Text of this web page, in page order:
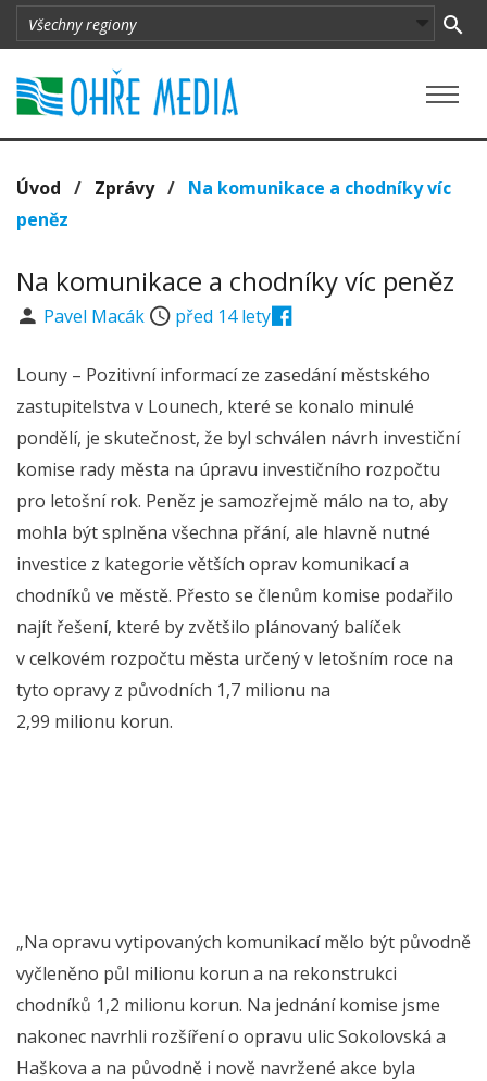
Úvod / Zprávy/ Na komunikace a chodníky víc
peněz
Na komunikace a chodníky víc peněz
Pavel Macák před 14 lety
Louny – Pozitivní informací ze zasedání městského
zastupitelstva v Lounech, které se konalo minulé
pondělí, je skutečnost, že byl schválen návrh investiční
komise rady města na úpravu investičního rozpočtu
pro letošní rok. Peněz je samozřejmě málo na to, aby
mohla být splněna všechna přání, ale hlavně nutné
investice z kategorie větších oprav komunikací a
chodníků ve městě. Přesto se členům komise podařilo
najít řešení, které by zvětšilo plánovaný balíček
v celkovém rozpočtu města určený v letošním roce na
tyto opravy z původních 1,7 milionu na
2,99 milionu korun.
„Na opravu vytipovaných komunikací mělo být původně
vyčleněno půl milionu korun a na rekonstrukci
chodníků 1,2 milionu korun. Na jednání komise jsme
nakonec navrhli rozšíření o opravu ulic Sokolovská a
Haškova a na původně i nově navržené akce byla